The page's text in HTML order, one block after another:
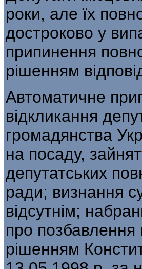
роки, але їх
достроково у
припинення
рішенням
Автоматичне
відкликання
громадянства
на посаду,
депутатських
ради; визнання
відсутнім;
про позбавлення
рішенням